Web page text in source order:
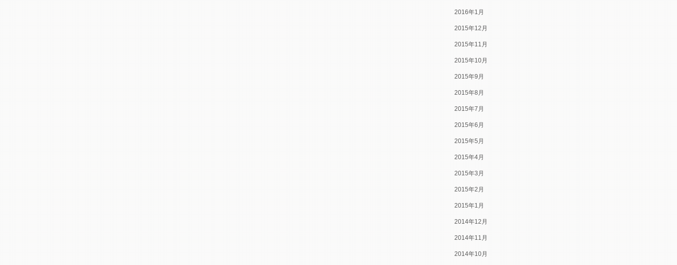
2016年1月
2015年12月
2015年11月
2015年10月
2015年9月
2015年8月
2015年7月
2015年6月
2015年5月
2015年4月
2015年3月
2015年2月
2015年1月
2014年12月
2014年11月
2014年10月